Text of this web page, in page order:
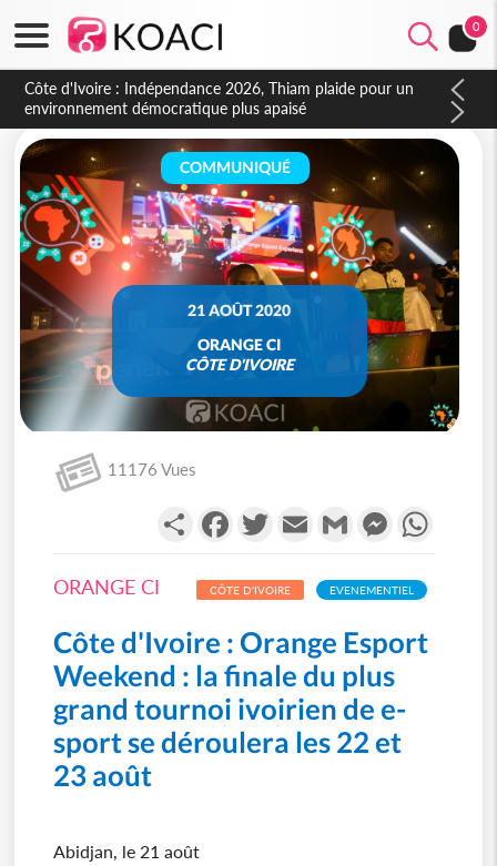
0
Côte d'Ivoire : Concours INFAS 2026, les convocations
seront disponibles à compter du samedi
COMMUNIQUÉ
21 AOÛT 2020
ORANGE CI
CÔTE D'IVOIRE
11176 Vues
PartagerFacebookTwitterEmail Gmail Messenger
ORANGE CI CÔTE D'IVOIRE EVENEMENTIEL
Côte d'Ivoire : Orange Esport
Weekend : la finale du plus
grand tournoi ivoirien de e-
sport se déroulera les 22 et
23 août
Abidjan, le 21 août